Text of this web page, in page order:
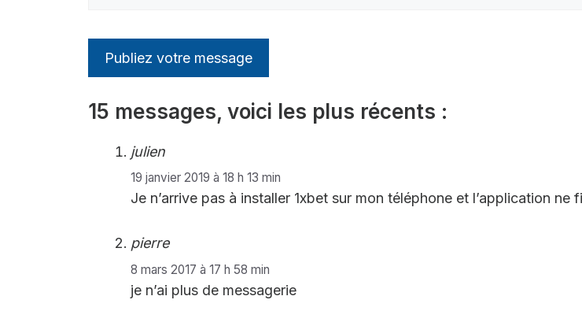
15 messages, voici les plus récents :
julien
19 janvier 2019 à 18 h 13 min
Je n’arrive pas à installer 1xbet sur mon téléphone et l’application ne
pierre
8 mars 2017 à 17 h 58 min
je n’ai plus de messagerie